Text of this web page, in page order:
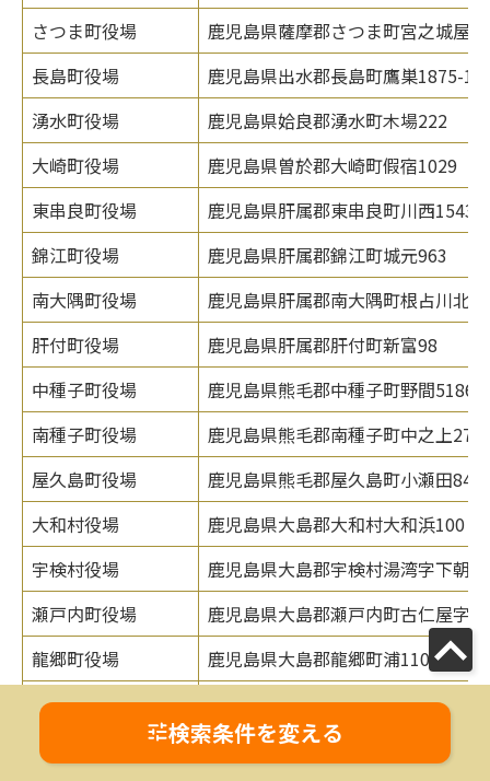
さつま町役場
鹿児島県薩摩郡さつま町宮之城屋
長島町役場
鹿児島県出水郡長島町鷹巣1875-1
湧水町役場
鹿児島県姶良郡湧水町木場222
大崎町役場
鹿児島県曽於郡大崎町假宿1029
東串良町役場
鹿児島県肝属郡東串良町川西1543
錦江町役場
鹿児島県肝属郡錦江町城元963
南大隅町役場
鹿児島県肝属郡南大隅町根占川北
肝付町役場
鹿児島県肝属郡肝付町新富98
中種子町役場
鹿児島県熊毛郡中種子町野間5186
南種子町役場
鹿児島県熊毛郡南種子町中之上
屋久島町役場
鹿児島県熊毛郡屋久島町小瀬田
大和村役場
鹿児島県大島郡大和村大和浜100
宇検村役場
鹿児島県大島郡宇検村湯湾字下朝
瀬戸内町役場
鹿児島県大島郡瀬戸内町古仁屋字
龍郷町役場
鹿児島県大島郡龍郷町浦110
喜界町役場
鹿児島県大島郡喜界町湾1746
徳之島町役場
鹿児島県大島郡徳之島町亀津7203
検索条件を変える